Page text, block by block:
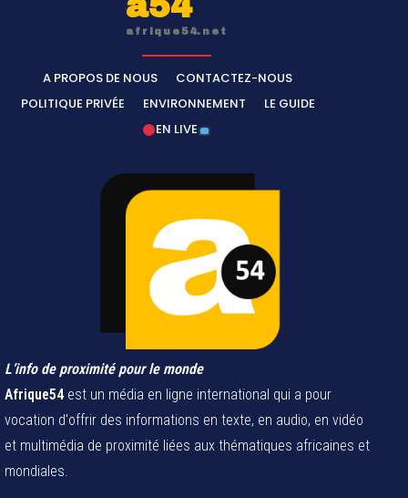
afrique54.net
A PROPOS DE NOUS
CONTACTEZ-NOUS
POLITIQUE PRIVÉE
ENVIRONNEMENT
LE GUIDE
EN LIVE
L’info de proximité pour le monde
Afrique54 est un média en ligne international qui a pour
vocation d'offrir des informations en texte, en audio, en vidéo
et multimédia de proximité liées aux thématiques africaines et
mondiales.